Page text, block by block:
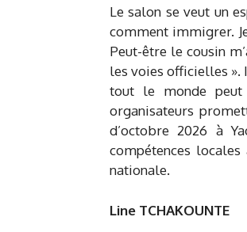
Le salon se veut un
comment immigrer.
Peut-être le cousin
les voies officielles ».
tout le monde peut
organisateurs
d’octobre 2026 à
compétences locales
nationale.
Line TCHAKOUNTE